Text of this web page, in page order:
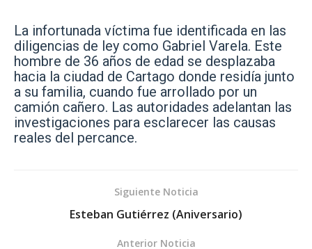
La infortunada víctima fue identificada en las
diligencias de ley como Gabriel Varela. Este
hombre de 36 años de edad se desplazaba
hacia la ciudad de Cartago donde residía junto
a su familia, cuando fue arrollado por un
camión cañero. Las autoridades adelantan las
investigaciones para esclarecer las causas
reales del percance.
Siguiente Noticia
Esteban Gutiérrez (Aniversario)
Anterior Noticia